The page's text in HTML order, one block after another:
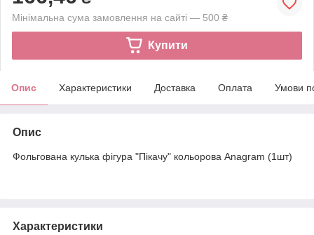
Мінімальна сума замовлення на сайті — 500 ₴
Купити
Опис Характеристики Доставка Оплата Умови
Опис
Фольгована кулька фігура "Пікачу" кольорова Anagram (1шт)
Характеристики